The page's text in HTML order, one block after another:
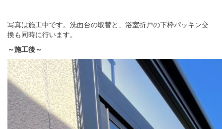
写真は施工中です。洗面台の取替と、浴室折戸の下枠パッキン交
換も同時に行います。
～施工後～